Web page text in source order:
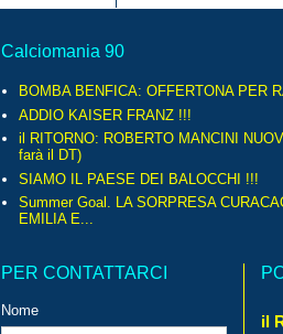
Calciomania 90
BOMBA BENFICA: OFFERTONA PER
ADDIO KAISER FRANZ !!!
il RITORNO: ROBERTO MANCINI
farà il DT)
SIAMO IL PAESE DEI BALOCCHI !!!
Summer Goal. LA SORPRESA
EMILIA E...
PER CONTATTARCI
Nome
il